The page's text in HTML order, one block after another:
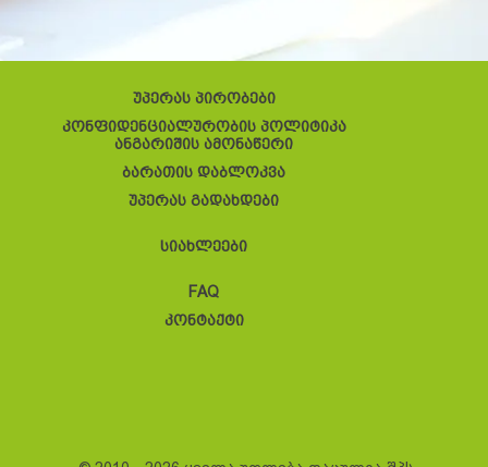
უპერას პირობები
კონფიდენციალურობის პოლიტიკა
ანგარიშის ამონაწერი
ბარათის დაბლოკვა
უპერას გადახდები
სიახლეები
FAQ
კონტაქტი